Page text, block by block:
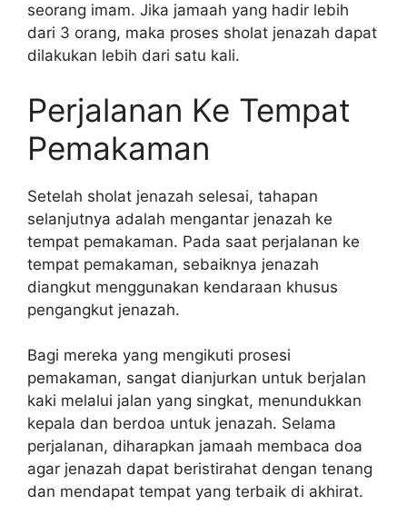
seorang imam. Jika jamaah yang hadir lebih
dari 3 orang, maka proses sholat jenazah dapat
dilakukan lebih dari satu kali.
Perjalanan Ke Tempat
Pemakaman
Setelah sholat jenazah selesai, tahapan
selanjutnya adalah mengantar jenazah ke
tempat pemakaman. Pada saat perjalanan ke
tempat pemakaman, sebaiknya jenazah
diangkut menggunakan kendaraan khusus
pengangkut jenazah.
Bagi mereka yang mengikuti prosesi
pemakaman, sangat dianjurkan untuk berjalan
kaki melalui jalan yang singkat, menundukkan
kepala dan berdoa untuk jenazah. Selama
perjalanan, diharapkan jamaah membaca doa
agar jenazah dapat beristirahat dengan tenang
dan mendapat tempat yang terbaik di akhirat.